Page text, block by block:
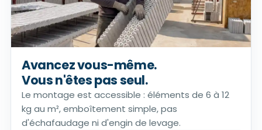
Avancez vous-même.
Vous n'êtes pas seul.
Le montage est accessible : éléments de 6 à 12
kg au m², emboîtement simple, pas
d'échafaudage ni d'engin de levage.